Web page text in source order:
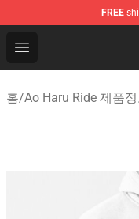
FREE
Open menu
Ao Haru Ride
홈/Ao Haru Ride 제품